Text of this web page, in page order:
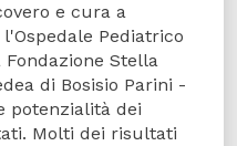
e cura a
Pediatrico
Fondazione Stella
di Bosisio Parini -
potenzialità dei
Molti dei risultati